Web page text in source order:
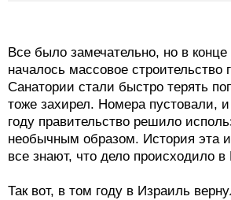
Все было замечательно, но в
началось массовое строительство
Санатории стали быстро терять
тоже захирел. Номера пустовали,
году правительство решило
необычным образом. История эта
все знают, что дело происходило в
Так вот, в том году в Израиль